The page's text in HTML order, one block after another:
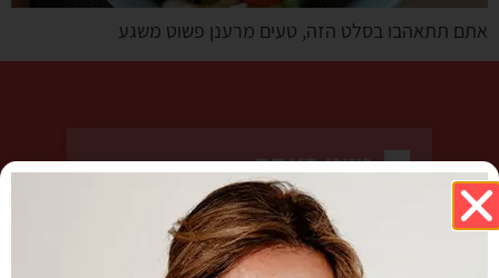
אתם תתאהבו בסלט הזה, טעים מרענן פשוט משגע
ניווט באתר
קצת עלי